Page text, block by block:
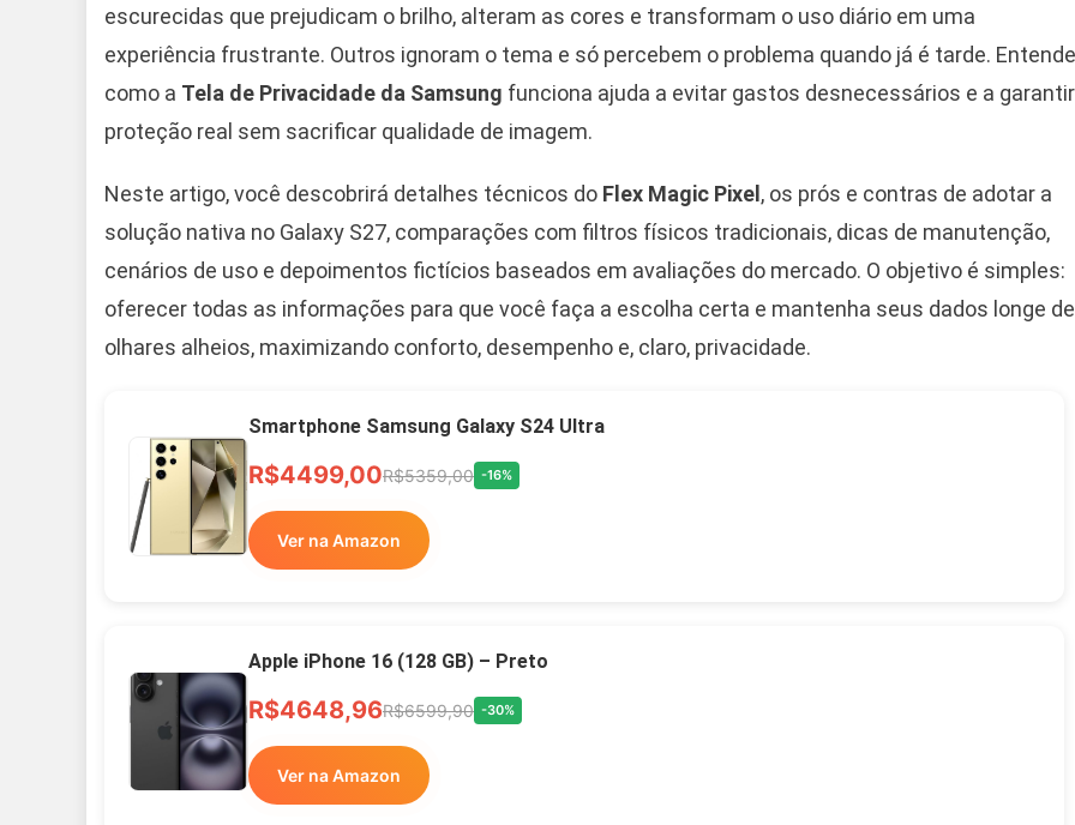
escurecidas que prejudicam o brilho, alteram as cores e transformam o uso diário em uma
experiência frustrante. Outros ignoram o tema e só percebem o problema quando já é tarde.
como a Tela de Privacidade da Samsung funciona ajuda a evitar gastos desnecessários e a garantir
proteção real sem sacrificar qualidade de imagem.
Neste artigo, você descobrirá detalhes técnicos do Flex Magic Pixel , os prós e contras de adotar a
solução nativa no Galaxy S27, comparações com filtros físicos tradicionais, dicas de manutenção,
cenários de uso e depoimentos fictícios baseados em avaliações do mercado. O objetivo é simples:
oferecer todas as informações para que você faça a escolha certa e mantenha seus dados longe de
olhares alheios, maximizando conforto, desempenho e, claro, privacidade.
Smartphone Samsung Galaxy S24 Ultra
R$4499,00R$5359,00 -16%
Ver na Amazon
Apple iPhone 16 (128 GB) – Preto
R$4648,96R$6599,90 -30%
Ver na Amazon